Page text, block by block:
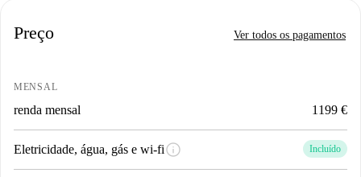
Preço Ver todos os pagamentos
MENSAL
renda mensal 1199 €
Eletricidade, água, gás e wi-fiinfo Incluído